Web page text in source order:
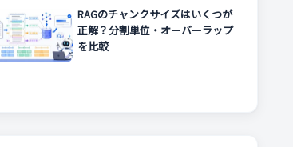
RAGのチャンクサイズはいくつが
正解？分割単位・オーバーラップ
を比較